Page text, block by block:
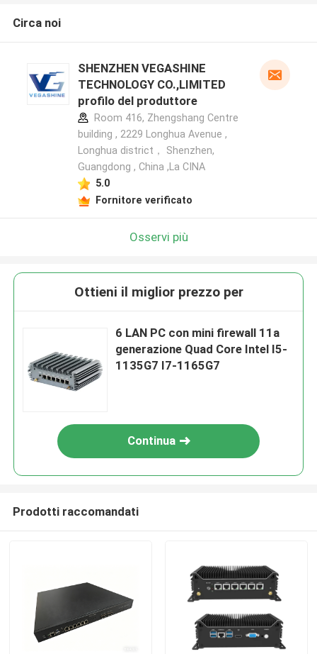
Circa noi
SHENZHEN VEGASHINE
TECHNOLOGY CO.,LIMITED
profilo del produttore
Room 416, Zhengshang Centre
building , 2229 Longhua Avenue ,
Longhua district， Shenzhen,
Guangdong , China ,La CINA
5.0
Fornitore verificato
Osservi più
Ottieni il miglior prezzo per
6 LAN PC con mini firewall 11a
generazione Quad Core Intel I5-
1135G7 I7-1165G7
Continua
Prodotti raccomandati